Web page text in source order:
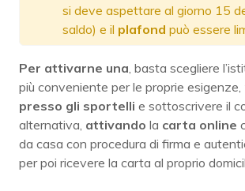
si deve aspettare al giorno 15
saldo) e il plafond può essere
Per attivarne una , basta scegliere
più conveniente per le proprie esigenze,
presso gli sportelli e sottoscrivere il
alternativa, attivando la carta online
da casa con procedura di firma e
per poi ricevere la carta al proprio